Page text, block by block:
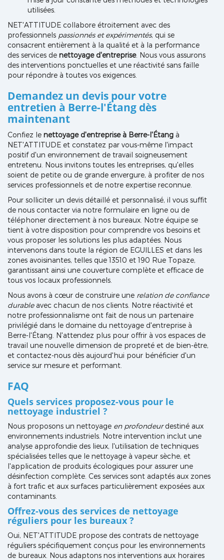
utilisées.
NET'ATTITUDE collabore étroitement avec des
professionnels passionnés et expérimentés, qui se
consacrent entièrement à la qualité et à la performance
des services de nettoyage d'entreprise. Nous vous assurons
des interventions ponctuelles et une réactivité sans faille
pour répondre à toutes vos exigences.
Demandez un devis pour votre
entretien à Berre-l'Étang dès
maintenant
Confiez le nettoyage d'entreprise à Berre-l'Étang à
NET'ATTITUDE et constatez par vous-même l'impact
positif d'un environnement de travail soigneusement
entretenu. Nous invitons toutes les entreprises, qu'elles
soient de petite ou de grande envergure, à profiter de nos
services professionnels et de notre expertise reconnue.
Pour solliciter un devis détaillé et personnalisé, il vous suffit
de nous contacter via notre formulaire en ligne ou de
téléphoner directement à nos bureaux. Notre équipe se
tient à votre disposition pour comprendre vos besoins et
vous proposer les solutions les plus adaptées. Nous
intervenons dans toute la région de EGUILLES et dans les
zones avoisinantes, telles que 13510 et 190 Rue Topaze,
garantissant ainsi une couverture complète et efficace de
tous vos locaux professionnels.
Nous avons à cœur de construire une relation de confiance
durableavec chacun de nos clients. Notre réactivité et
notre professionnalisme ont fait de nous un partenaire
privilégié dans le domaine du nettoyage d'entreprise à
Berre-l'Étang. N'attendez plus pour offrir à vos espaces de
travail une nouvelle dimension de propreté et de bien-être,
et contactez-nous dès aujourd'hui pour bénéficier d'un
service sur mesure et performant.
FAQ
Quels services proposez-vous pour le
nettoyage industriel ?
Nous proposons un nettoyage en profondeurdestiné aux
environnements industriels. Notre intervention inclut une
analyse approfondie des lieux, l'utilisation de techniques
spécialisées telles que le nettoyage à vapeur sèche, et
l'application de produits écologiques pour assurer une
désinfection complète. Ces services sont adaptés aux zones
à fort trafic et aux surfaces particulièrement exposées aux
contaminants.
Offrez-vous des services de nettoyage
réguliers pour les bureaux ?
Oui, NET'ATTITUDE propose des contrats de nettoyage
réguliers spécifiquement conçus pour les environnements
de bureaux. Nous adaptons nos interventions aux horaires